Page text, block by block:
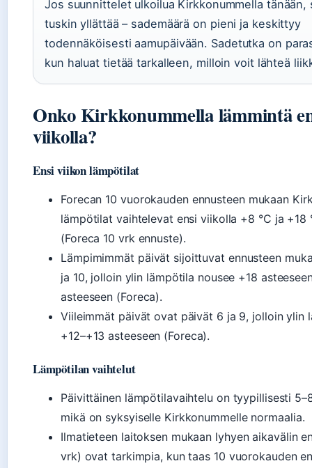
Jos suunnittelet ulkoilua Kirkkonummella tänään,
tuskin yllättää – sademäärä on pieni ja keskittyy
todennäköisesti aamupäivään. Sadetutka on
kun haluat tietää tarkalleen, milloin voit lähteä
Onko Kirkkonummella lämmintä
viikolla?
Ensi viikon lämpötilat
Forecan 10 vuorokauden ennusteen mukaan
lämpötilat vaihtelevat ensi viikolla +8 °C ja +18
(Foreca 10 vrk ennuste).
Lämpimimmät päivät sijoittuvat ennusteen
ja 10, jolloin ylin lämpötila nousee +18
asteeseen (Foreca).
Viileimmät päivät ovat päivät 6 ja 9, jolloin ylin
+12–+13 asteeseen (Foreca).
Lämpötilan vaihtelut
Päivittäinen lämpötilavaihtelu on tyypillisesti
mikä on syksyiselle Kirkkonummelle normaalia.
Ilmatieteen laitoksen mukaan lyhyen aikavälin
vrk) ovat tarkimpia, kun taas 10 vuorokauden